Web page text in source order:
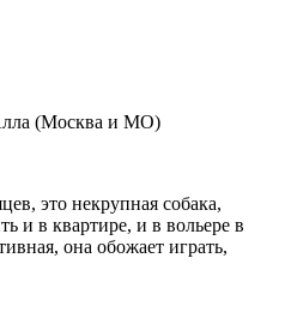
(Москва и МО)
это некрупная собака,
и в квартире, и в вольере в
она обожает играть,